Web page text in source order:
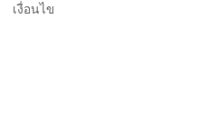
เงื่อนไข